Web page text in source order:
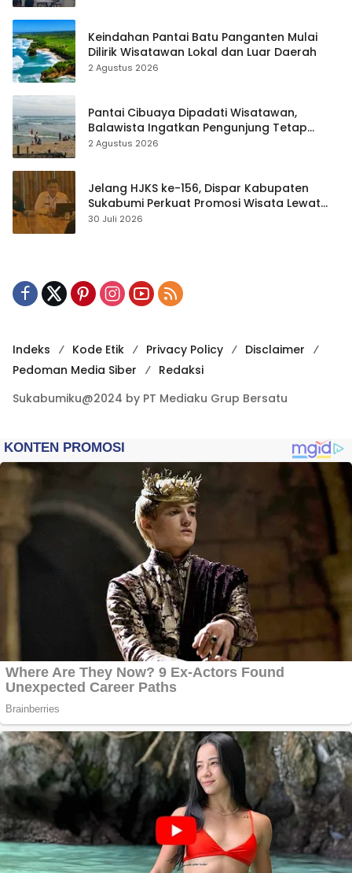
Keindahan Pantai Batu Panganten Mulai
Dilirik Wisatawan Lokal dan Luar Daerah
2 Agustus 2026
Pantai Cibuaya Dipadati Wisatawan,
Balawista Ingatkan Pengunjung Tetap
Waspada
2 Agustus 2026
Jelang HJKS ke-156, Dispar Kabupaten
Sukabumi Perkuat Promosi Wisata Lewat
Publikasi Digital
30 Juli 2026
Indeks Kode Etik Privacy Policy
Disclaimer
Pedoman Media Siber
Redaksi
Sukabumiku@2024 by PT Mediaku Grup Bersatu